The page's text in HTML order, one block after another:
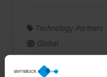
Technology Partners
Global